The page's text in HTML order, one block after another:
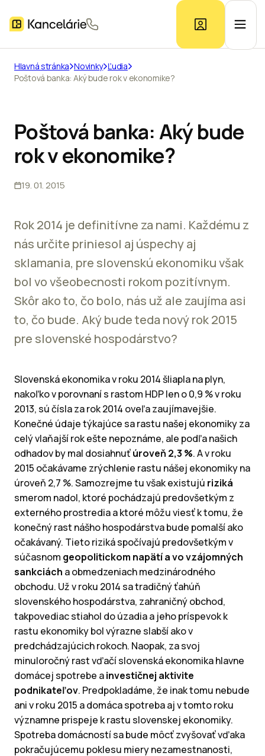
Ponuka kancelárií
Prieskum trhu
Kontakt
Hlavná stránka Novinky Ľudia
Poštová banka: Aký bude rok v ekonomike?
Poštová banka: Aký bude
rok v ekonomike?
19. 01. 2015
Rok 2014 je definitívne za nami. Každému z
nás určite priniesol aj úspechy aj
sklamania, pre slovenskú ekonomiku však
bol vo všeobecnosti rokom pozitívnym.
Skôr ako to, čo bolo, nás už ale zaujíma asi
to, čo bude. Aký bude teda nový rok 2015
pre slovenské hospodárstvo?
Slovenská ekonomika v roku 2014 šliapla na plyn,
nakoľko v porovnaní s rastom HDP len o 0,9 % v roku
2013, sú čísla za rok 2014 oveľa zaujímavejšie.
Konečné údaje týkajúce sa rastu našej ekonomiky za
celý vlaňajší rok ešte nepoznáme, ale podľa našich
odhadov by mal dosiahnuťúroveň 2,3 %. A v roku
2015 očakávame zrýchlenie rastu nášej ekonomiky na
úroveň 2,7 %. Samozrejme tu však existujú riziká
smerom nadol, ktoré pochádzajú predovšetkým z
externého prostredia a ktoré môžu viesť k tomu, že
konečný rast nášho hospodárstva bude pomalší ako
očakávaný. Tieto riziká spočívajú predovšetkým v
súčasnom geopolitickom napätí a vo vzájomných
sankciách a obmedzeniach medzinárodného
obchodu. Už v roku 2014 sa tradičný ťahúň
slovenského hospodárstva, zahraničný obchod,
takpovediac stiahol do úzadia a jeho príspevok k
rastu ekonomiky bol výrazne slabší ako v
predchádzajúcich rokoch. Naopak, za svoj
minuloročný rast vďačí slovenská ekonomika hlavne
domácej spotrebe ainvestičnej aktivite
podnikateľov. Predpokladáme, že inak tomu nebude
ani v roku 2015 a domáca spotreba aj v tomto roku
významne prispeje k rastu slovenskej ekonomiky.
Spotreba domácností sa bude môcť zvyšovať vďaka
pokračujúcemu poklesu miery nezamestnanosti,